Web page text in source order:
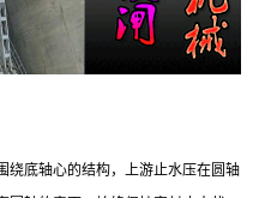
绕底轴心的结构，上游止水压在圆轴